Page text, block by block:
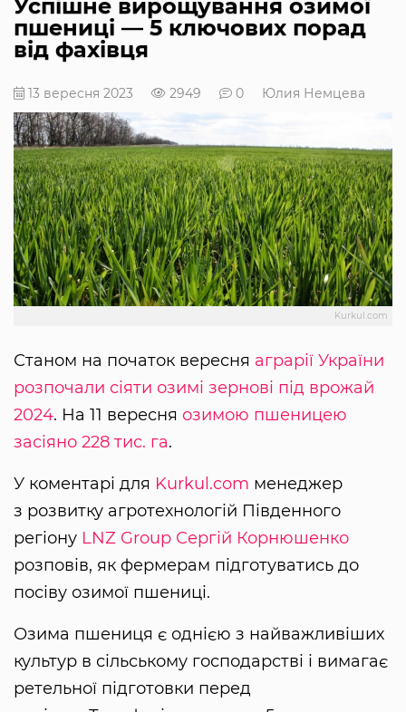
Успішне вирощування озимої
пшениці — 5 ключових порад
від фахівця
13 вересня 2023 2949 0 Юлия Немцева
Kurkul.com
Станом на початок вересня аграрії України
розпочали сіяти озимі зернові під врожай
2024. На 11 вересня озимою пшеницею
засіяно 228 тис. га.
У коментарі для Kurkul.com менеджер
з розвитку агротехнологій Південного
регіону LNZ Group Сергій Корнюшенко
розповів, як фермерам підготуватись до
посіву озимої пшениці.
Озима пшениця є однією з найважливіших
культур в сільському господарстві і вимагає
ретельної підготовки перед